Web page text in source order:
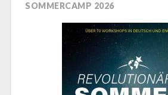
SOMMERCAMP 2026